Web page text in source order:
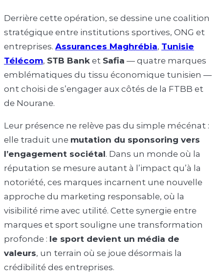
Derrière cette opération, se dessine une coalition
stratégique entre institutions sportives, ONG et
entreprises. Assurances Maghrébia, Tunisie
Télécom, STB Bank et Safia — quatre marques
emblématiques du tissu économique tunisien —
ont choisi de s’engager aux côtés de la FTBB et
de Nourane.
Leur présence ne relève pas du simple mécénat :
elle traduit une mutation du sponsoring vers
l’engagement sociétal. Dans un monde où la
réputation se mesure autant à l’impact qu’à la
notoriété, ces marques incarnent une nouvelle
approche du marketing responsable, où la
visibilité rime avec utilité. Cette synergie entre
marques et sport souligne une transformation
profonde : le sport devient un média de
valeurs, un terrain où se joue désormais la
crédibilité des entreprises.